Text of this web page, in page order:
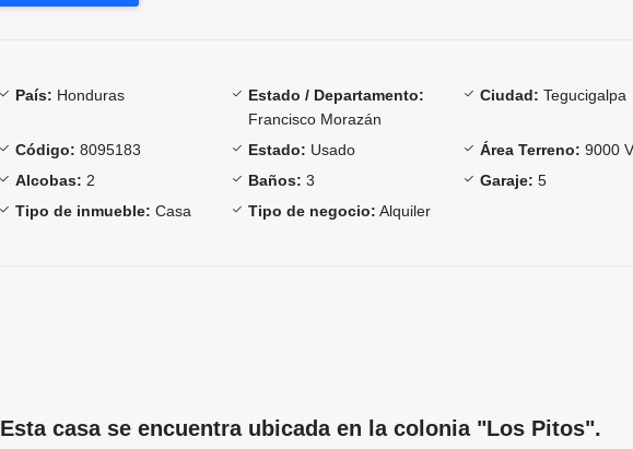
País: Honduras
Estado / Departamento:
Francisco Morazán
Ciudad: Tegucigalpa
Código: 8095183 Estado: Usado Área Terreno: 9000
Alcobas: 2 Baños: 3 Garaje: 5
Tipo de inmueble: Casa Tipo de negocio: Alquiler
Esta casa se encuentra ubicada en la colonia "Los Pitos".